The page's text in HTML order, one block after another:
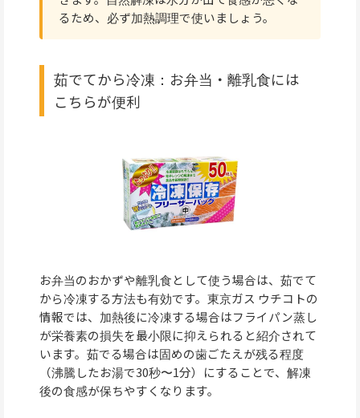
るため、必ず加熱調理で使いましょう。
茹でてから冷凍：お弁当・離乳食には
こちらが便利
お弁当のおかずや離乳食として使う場合は、茹でて
から冷凍する方法も有効です。東京ガス ウチコトの
情報では、加熱後に冷凍する場合はフライパン蒸し
が栄養素の損失を最小限に抑えられると紹介されて
います。茹でる場合は固めの歯ごたえが残る程度
（沸騰したお湯で30秒〜1分）にすることで、解凍
後の食感が保ちやすくなります。